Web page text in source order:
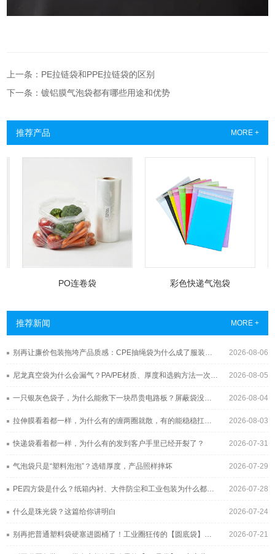
上一条：PE拉链袋和PPE拉链袋的区别
下一条：镀铝膜气泡袋都有哪些用途和优势
推荐产品 MORE +
PO连卷袋 彩色快递气泡袋
推荐新闻 MORE +
2026-08-06
别再让廉价包装拖垮产品质感：CPE抽绳袋为什么成了服装与3C品牌的新宠？
2026-08-05
尼龙真空袋为什么会漏气？PA/PE材质、厚度和选购方法一次讲清
2026-08-04
一只银灰色袋子，为什么能救下一块昂贵电路板？屏蔽袋没你想得那么简单
2026-08-03
拉伸膜看着都一样，为什么有的缠两圈就散，有的能稳稳扛过长途运输？
2026-07-31
快递袋看着都一样，为什么有的发到客户手里已经开裂了？
2026-07-29
气泡袋只是“塑料泡泡”？选错厚度，产品照样摔坏
2026-07-28
PE四方袋是什么？纸箱内衬、大件防尘和工业包装为什么都在用它
2026-07-24
什么是珠光袋？这篇给你讲明白
2026-07-21
别再把普通塑料袋硬塞进圆桶了！工业圈狂传的【圆底袋】，究竟凭什么帮工厂年省几十万？